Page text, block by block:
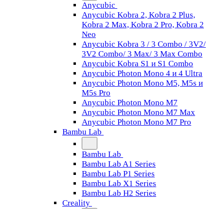
Anycubic
Anycubic Kobra 2, Kobra 2 Plus,
Kobra 2 Max, Kobra 2 Pro, Kobra 2
Neo
Anycubic Kobra 3 / 3 Combo / 3V2/
3V2 Combo/ 3 Max/ 3 Max Combo
Anycubic Kobra S1 и S1 Combo
Anycubic Photon Mono 4 и 4 Ultra
Anycubic Photon Mono M5, M5s и
M5s Pro
Anycubic Photon Mono M7
Anycubic Photon Mono M7 Max
Anycubic Photon Mono M7 Pro
Bambu Lab
Bambu Lab
Bambu Lab A1 Series
Bambu Lab P1 Series
Bambu Lab X1 Series
Bambu Lab H2 Series
Creality